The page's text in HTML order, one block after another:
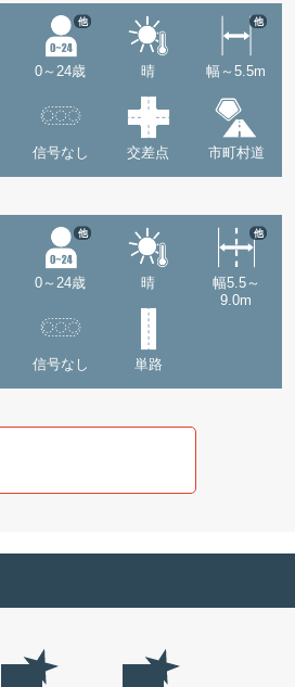
0～24歳
他
晴 幅～5.5m
他
信号なし 交差点 市町村道
0～24歳
他
晴
幅5.5～
9.0m
他
信号なし 単路